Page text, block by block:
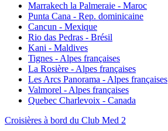
Marrakech la Palmeraie - Maroc
Punta Cana - Rep. dominicaine
Cancun - Mexique
Rio das Pedras - Brésil
Kani - Maldives
Tignes - Alpes françaises
La Rosière - Alpes françaises
Les Arcs Panorama - Alpes françaises
Valmorel - Alpes françaises
Quebec Charlevoix - Canada
Croisières à bord du Club Med 2